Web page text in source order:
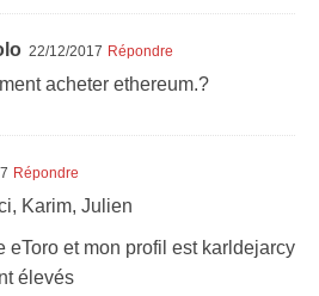
22/12/2017 Répondre
acheter ethereum.?
Répondre
Karim, Julien
eToro et mon profil est karldejarcy
élevés